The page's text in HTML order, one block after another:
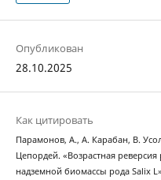
Опубликован
28.10.2025
Как цитировать
Парамонов, А., А. Карабан, В.
Цепордей. «Возрастная
надземной биомассы рода Salix